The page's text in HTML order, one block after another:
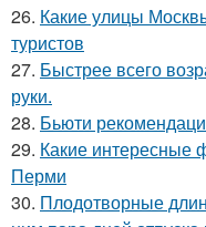
26. Какие улицы
туристов
27. Быстрее всего
руки.
28. Бьюти
29. Какие
Перми
30. Плодотворные